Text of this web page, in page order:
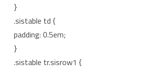
}
.sistable td {
padding: 0.5em;
}
.sistable tr.sisrow1 {